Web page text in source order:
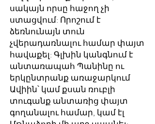
սակայն որսը հաջող չի
ստացվում: Որոշում է
ձեռնունայն տուն
չվերադառնալու համար փայտ
հավաքել: Գլխին կանգնում է
անտառապահ Պանինը ու
երկընտրանք առաջարկում
Ավիին՝ կամ քսան ռուբլի
տուգանք անտառից փայտ
գողանալու համար, կամ էլ